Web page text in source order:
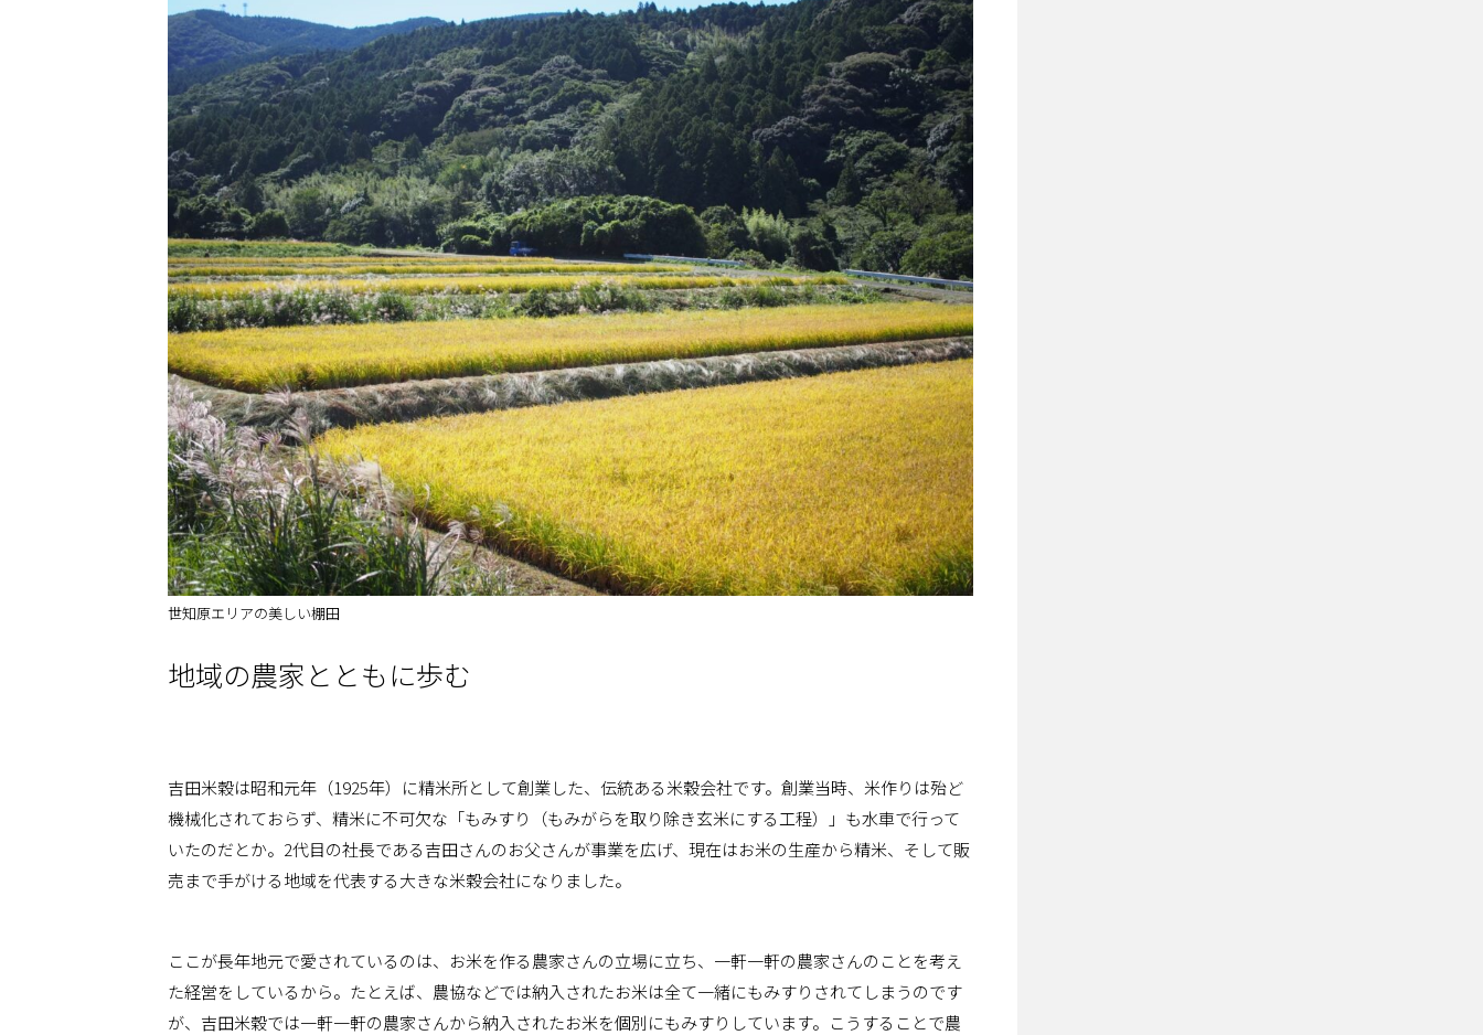
世知原エリアの美しい棚田
地域の農家とともに歩む
吉田米穀は昭和元年（1925年）に精米所として創業した、伝統ある米穀会社です。創業当時、米作りは殆ど
機械化されておらず、精米に不可欠な「もみすり（もみがらを取り除き玄米にする工程）」も水車で行って
いたのだとか。2代目の社長である吉田さんのお父さんが事業を広げ、現在はお米の生産から精米、そして販
売まで手がける地域を代表する大きな米穀会社になりました。
ここが長年地元で愛されているのは、お米を作る農家さんの立場に立ち、一軒一軒の農家さんのことを考え
た経営をしているから。たとえば、農協などでは納入されたお米は全て一緒にもみすりされてしまうのです
が、吉田米穀では一軒一軒の農家さんから納入されたお米を個別にもみすりしています。こうすることで農